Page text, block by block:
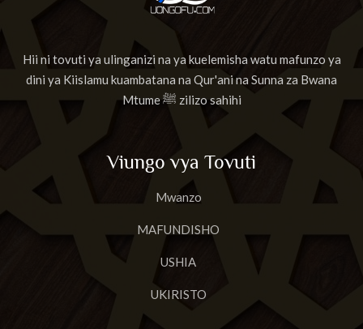
Hii ni tovuti ya ulinganizi na ya kuelemisha watu mafunzo ya
dini ya Kiislamu kuambatana na Qur'ani na Sunna za Bwana
Mtume ﷺ zilizo sahihi
Viungo vya Tovuti
Mwanzo
MAFUNDISHO
USHIA
UKIRISTO